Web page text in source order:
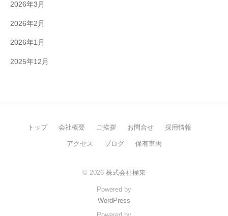
2026年3月
2026年2月
2026年1月
2025年12月
トップ 会社概要 ご挨拶 お問合せ 採用情報
アクセス ブログ 保有車両
© 2026 株式会社極東
Powered by
WordPress